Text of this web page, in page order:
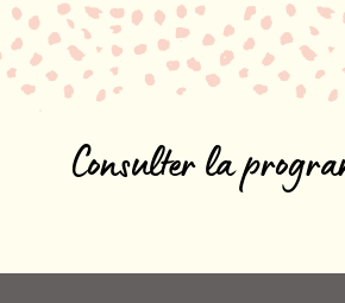
Consulter la